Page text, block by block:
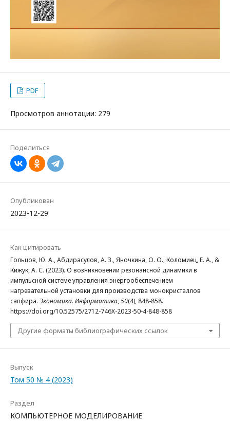
PDF
Просмотров аннотации: 279
Поделиться
Опубликован
2023-12-29
Как цитировать
Гольцов, Ю. А., Абдирасулов, А. З., Яночкина, О. О., Коломиец, Е. А., &
Кижук, А. С. (2023). О возникновении резонансной динамики в
импульсной системе управления энергообеспечением
нагревательной установки для производства монокристаллов
сапфира. Экономика. Информатика,50(4), 848-858.
https://doi.org/10.52575/2712-746X-2023-50-4-848-858
Другие форматы библиографических ссылок
Выпуск
Том 50 № 4 (2023)
Раздел
КОМПЬЮТЕРНОЕ МОДЕЛИРОВАНИЕ